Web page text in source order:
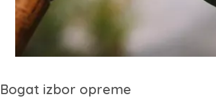
Bogat izbor opreme